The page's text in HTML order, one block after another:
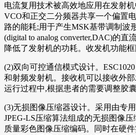
电流复用技术被高效地应用在发射
VCO和正交二分频器共享一个偏置
路的能耗;用于产生MSK基带调制波
(digital to analog converter,DAC)的直
降低了发射机的功耗。收发机功能框
(2)双向可控通信模式设计。
和射频发射机。接收机可以接收外
运行过程中,根据患者的需要调整胶
(3)无损图像压缩器设计。采用由专
JPEG-LS压缩算法组成的无损图像
质量彩色图像压缩编码。同时在硬